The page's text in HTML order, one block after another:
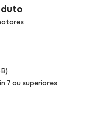
7 ou superiores